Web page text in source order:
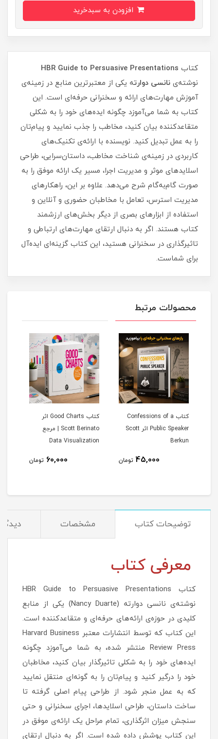
کتاب
نوشته‌ی نانسی دوارته یکی از معتبرترین منابع در زمینه‌ی
آموزش مهارت‌های ارائه و سخنرانی حرفه‌ای است. این
کتاب به شما می‌آموزد چگونه ایده‌های خود را به شکلی
متقاعدکننده بیان کنید، مخاطب را جذب نمایید و پیام‌تان
را به عمل تبدیل کنید. نویسنده با ارائه‌ی تکنیک‌های
کاربردی در زمینه‌ی شناخت مخاطب، داستان‌سرایی، طراحی
اسلایدهای موثر و مدیریت اجرا، مسیر یک ارائه موفق را به
صورت گام‌به‌گام شرح می‌دهد. علاوه بر این، راهکارهای
مدیریت استرس، تعامل با مخاطبان حضوری و آنلاین و
استفاده از ابزارهای بصری از دیگر بخش‌های ارزشمند
کتاب هستند. اگر به دنبال ارتقای مهارت‌های ارتباطی و
تاثیرگذاری در سخنرانی هستید، این کتاب گزینه‌ای ایده‌آل
برای شماست.
محصولات مرتبط
کتاب Confessions of a
Public Speaker اثر Scott
Berkun
45,000 تومان
کتاب Good Charts اثر
Scott Berinato | مرجع
Data Visualization
60,000 تومان
توضیحات کتاب مشخصات
معرفی کتاب
کتاب HBR Guide to Persuasive Presentations
نوشته‌ی نانسی دوارته (Nancy Duarte) یکی از منابع
کلیدی در حوزه‌ی ارائه‌های حرفه‌ای و متقاعدکننده است.
این کتاب که توسط انتشارات معتبر Harvard Business
Review Press منتشر شده، به شما می‌آموزد چگونه
ایده‌های خود را به شکلی تاثیرگذار بیان کنید، مخاطبان
خود را درگیر کنید و پیام‌تان را به گونه‌ای منتقل نمایید
که به عمل منجر شود. از طراحی پیام اصلی گرفته تا
ساخت داستان، طراحی اسلایدها، اجرای سخنرانی و حتی
سنجش میزان اثرگذاری، تمام مراحل یک ارائه‌ی موفق در
این کتاب پوشش داده شده است. اگر به دنبال ارتقای